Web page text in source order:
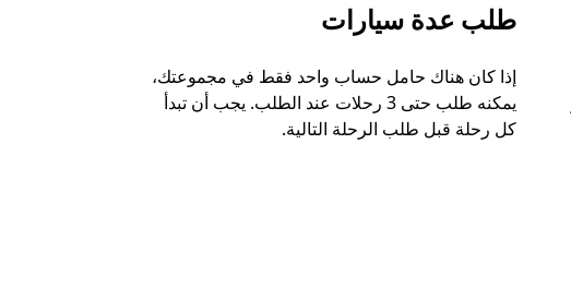
طلب عدة سيارات
إذا كان هناك حامل حساب واحد فقط في مجموعتك،
يمكنه طلب حتى 3 رحلات عند الطلب. يجب أن تبدأ
كل رحلة قبل طلب الرحلة التالية.